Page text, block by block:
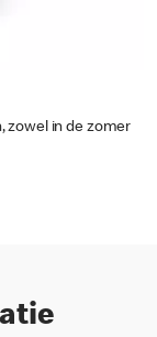
zowel in de zomer